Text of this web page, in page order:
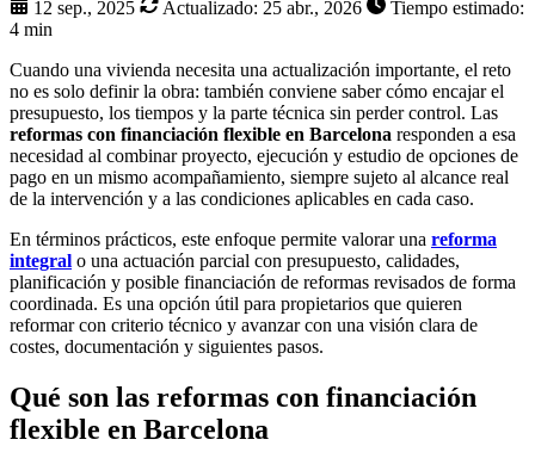
12 sep., 2025 Actualizado: 25 abr., 2026
Tiempo estimado:
4 min
Cuando una vivienda necesita una actualización importante, el reto
no es solo definir la obra: también conviene saber cómo encajar el
presupuesto, los tiempos y la parte técnica sin perder control. Las
reformas con financiación flexible en Barcelona responden a esa
necesidad al combinar proyecto, ejecución y estudio de opciones de
pago en un mismo acompañamiento, siempre sujeto al alcance real
de la intervención y a las condiciones aplicables en cada caso.
En términos prácticos, este enfoque permite valorar una reforma
integral o una actuación parcial con presupuesto, calidades,
planificación y posible financiación de reformas revisados de forma
coordinada. Es una opción útil para propietarios que quieren
reformar con criterio técnico y avanzar con una visión clara de
costes, documentación y siguientes pasos.
Qué son las reformas con financiación
flexible en Barcelona